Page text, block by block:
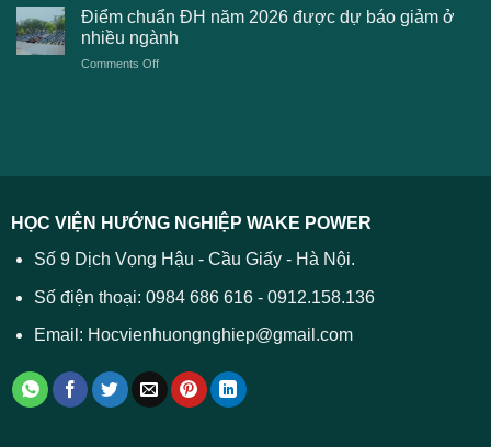
tuyển
ĐH
Công
thương
sàn
xét
tuyển
Đại
Điểm chuẩn ĐH năm 2026 được dự báo giảm ở
nhiều ngành
Comments Offon
giảm
nhiều
HỌC VIỆN HƯỚNG NGHIỆP WAKE POWER
Số 9 Dịch Vọng Hậu - Cầu Giấy - Hà Nội.
Số điện thoại: 0984 686 616 - 0912.158.136
Email: Hocvienhuongnghiep@gmail.com